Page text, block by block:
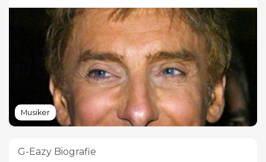
Musiker
G-Eazy Biografie